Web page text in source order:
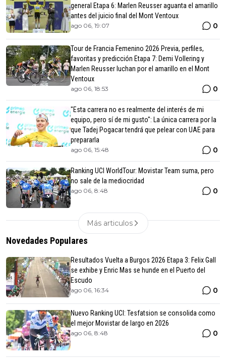
general Etapa 6: Marlen Reusser aguanta el amarillo
antes del juicio final del Mont Ventoux
ago 06, 19:07 0
Tour de Francia Femenino 2026 Previa, perfiles,
favoritas y predicción Etapa 7: Demi Vollering y
Marlen Reusser luchan por el amarillo en el Mont
Ventoux
ago 06, 18:53 0
"Esta carrera no es realmente del interés de mi
equipo, pero sí de mi gusto": La única carrera por la
que Tadej Pogacar tendrá que pelear con UAE para
prepararla
ago 06, 15:48 0
Ranking UCI WorldTour: Movistar Team suma, pero
no sale de la mediocridad
ago 06, 8:48 0
Más articulos
Novedades Populares
Resultados Vuelta a Burgos 2026 Etapa 3: Felix Gall
se exhibe y Enric Mas se hunde en el Puerto del
Escudo
ago 06, 16:34 0
Nuevo Ranking UCI: Tesfatsion se consolida como
el mejor Movistar de largo en 2026
ago 06, 8:48 0